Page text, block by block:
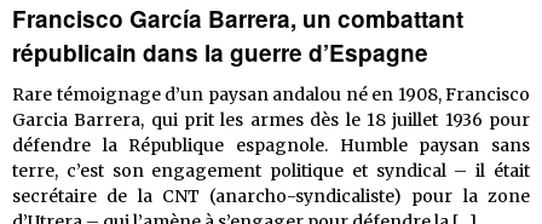
Francisco García Barrera, un combattant
républicain dans la guerre d’Espagne
Rare témoignage d’un paysan andalou né en 1908, Francisco
Garcia Barrera, qui prit les armes dès le 18 juillet 1936 pour
défendre la République espagnole. Humble paysan sans
terre, c’est son engagement politique et syndical – il était
secrétaire de la CNT (anarcho-syndicaliste) pour la zone